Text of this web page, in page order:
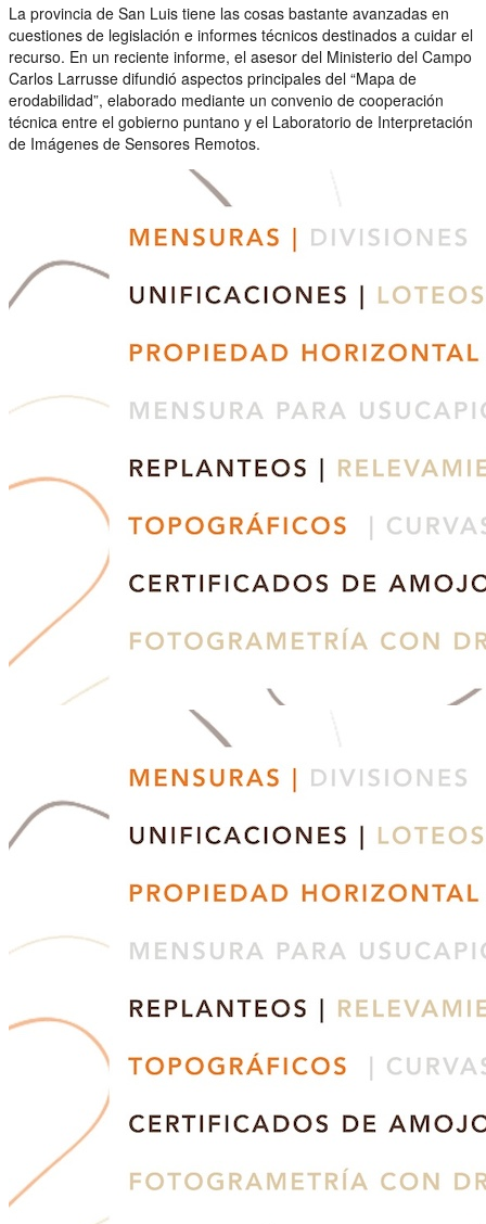
La provincia de San Luis tiene las cosas bastante avanzadas en
cuestiones de legislación e informes técnicos destinados a cuidar el
recurso. En un reciente informe, el asesor del Ministerio del Campo
Carlos Larrusse difundió aspectos principales del “Mapa de
erodabilidad”, elaborado mediante un convenio de cooperación
técnica entre el gobierno puntano y el Laboratorio de Interpretación
de Imágenes de Sensores Remotos.